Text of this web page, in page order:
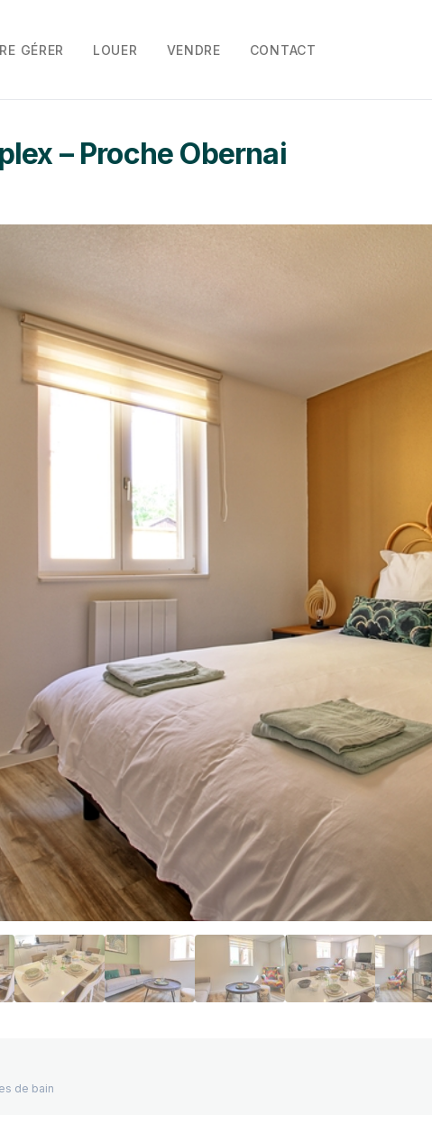
contenu
GÉRER LOUER VENDRE CONTACT
– Proche Obernai
de bain